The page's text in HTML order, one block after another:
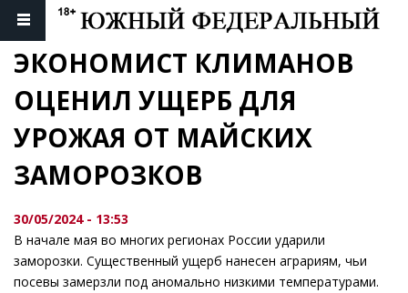
ЭКОНОМИСТ КЛИМАНОВ
ОЦЕНИЛ УЩЕРБ ДЛЯ
УРОЖАЯ ОТ МАЙСКИХ
ЗАМОРОЗКОВ
30/05/2024 - 13:53
В начале мая во многих регионах России ударили
заморозки. Существенный ущерб нанесен аграриям, чьи
посевы замерзли под аномально низкими температурами.